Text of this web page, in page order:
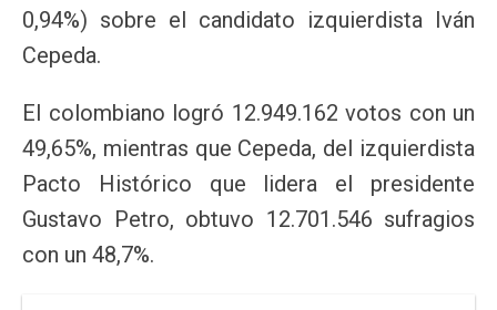
0,94%) sobre el candidato izquierdista Iván
Cepeda.
El colombiano logró 12.949.162 votos con un
49,65%, mientras que Cepeda, del izquierdista
Pacto Histórico que lidera el presidente
Gustavo Petro, obtuvo 12.701.546 sufragios
con un 48,7%.